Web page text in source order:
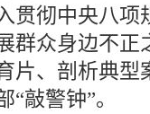
贯彻中央八项
群众身边不正
片、剖析典型
“敲警钟”。